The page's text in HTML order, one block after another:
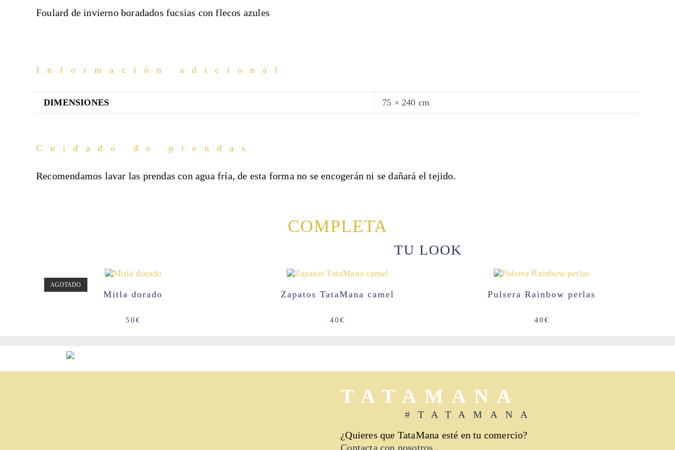
Foulard de invierno boradados fucsias con flecos azules
Información adicional
DIMENSIONES 75 × 240 cm
Cuidado de prendas
Recomendamos lavar las prendas con agua fría, de esta forma no se encogerán ni se dañará el tejido.
COMPLETA
TU LOOK
AGOTADO
Mitla dorado
50€
Zapatos TataMana camel
40€
Pulsera Rainbow perlas
40€
TATAMANA
#TATAMANA
¿Quieres que TataMana esté en tu comercio?
Contacta con nosotros